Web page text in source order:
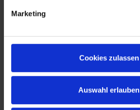
Marketing
Cookies zulassen
Auswahl erlauben